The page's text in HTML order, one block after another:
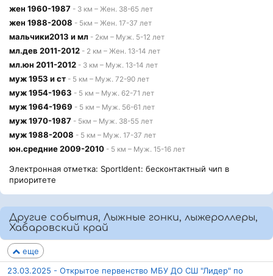
жен 1960-1987 - 3 км – Жен. 38-65 лет
жен 1988-2008 - 5км – Жен. 17-37 лет
мальчики2013 и мл - 2км – Муж. 5-12 лет
мл.дев 2011-2012 - 2 км – Жен. 13-14 лет
мл.юн 2011-2012 - 3 км – Муж. 13-14 лет
муж 1953 и ст - 5 км – Муж. 72-90 лет
муж 1954-1963 - 5 км – Муж. 62-71 лет
муж 1964-1969 - 5 км – Муж. 56-61 лет
муж 1970-1987 - 5км – Муж. 38-55 лет
муж 1988-2008 - 5 км – Муж. 17-37 лет
юн.средние 2009-2010 - 5 км – Муж. 15-16 лет
Электронная отметка: SportIdent: бесконтактный чип в
приоритете
Другие события, Лыжные гонки, лыжероллеры,
Хабаровский край
еще
23.03.2025 - Открытое первенство МБУ ДО СШ "Лидер" по